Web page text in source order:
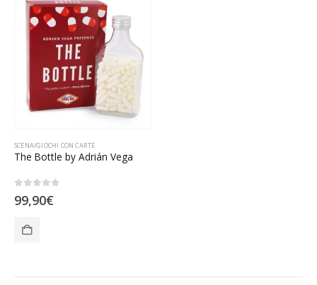
SCENA/GIOCHI CON CARTE
The Bottle by Adrián Vega
99,90€